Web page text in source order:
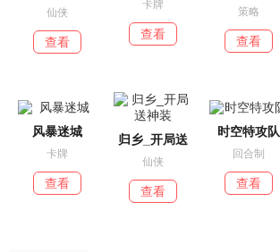
仙侠
查看
卡牌
查看
策略
查看
风暴迷城
卡牌
查看
归乡_开局送
仙侠
查看
时空特攻队
回合制
查看